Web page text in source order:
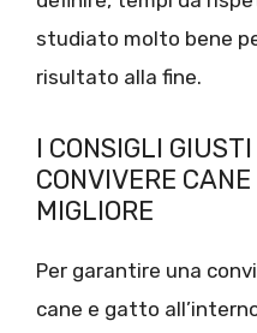
studiato molto bene
risultato alla fine.
I CONSIGLI
CONVIVERE
MIGLIORE
Per garantire una
cane e gatto